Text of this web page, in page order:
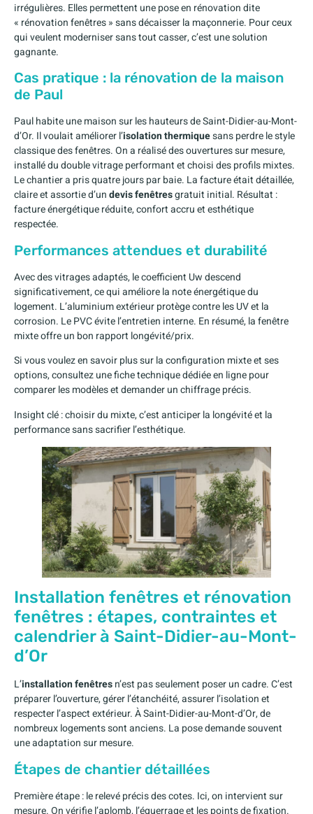
irrégulières. Elles permettent une pose en rénovation dite
« rénovation fenêtres » sans décaisser la maçonnerie. Pour ceux
qui veulent moderniser sans tout casser, c’est une solution
gagnante.
Cas pratique : la rénovation de la maison
de Paul
Paul habite une maison sur les hauteurs de Saint-Didier-au-Mont-
d’Or. Il voulait améliorer l’isolation thermiquesans perdre le style
classique des fenêtres. On a réalisé des ouvertures sur mesure,
installé du double vitrage performant et choisi des profils mixtes.
Le chantier a pris quatre jours par baie. La facture était détaillée,
claire et assortie d’undevis fenêtresgratuit initial. Résultat :
facture énergétique réduite, confort accru et esthétique
respectée.
Performances attendues et durabilité
Avec des vitrages adaptés, le coefficient Uw descend
significativement, ce qui améliore la note énergétique du
logement. L’aluminium extérieur protège contre les UV et la
corrosion. Le PVC évite l’entretien interne. En résumé, la fenêtre
mixte offre un bon rapport longévité/prix.
Si vous voulez en savoir plus sur la configuration mixte et ses
options, consultez une fiche technique dédiée en ligne pour
comparer les modèles et demander un chiffrage précis.
Insight clé : choisir du mixte, c’est anticiper la longévité et la
performance sans sacrifier l’esthétique.
Installation fenêtres et rénovation
fenêtres : étapes, contraintes et
calendrier à Saint-Didier-au-Mont-
d’Or
L’installation fenêtresn’est pas seulement poser un cadre. C’est
préparer l’ouverture, gérer l’étanchéité, assurer l’isolation et
respecter l’aspect extérieur. À Saint-Didier-au-Mont-d’Or, de
nombreux logements sont anciens. La pose demande souvent
une adaptation sur mesure.
Étapes de chantier détaillées
Première étape : le relevé précis des cotes. Ici, on intervient sur
mesure. On vérifie l’aplomb, l’équerrage et les points de fixation.